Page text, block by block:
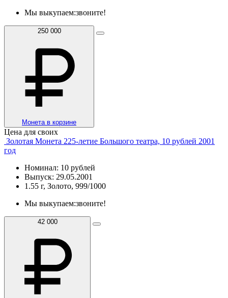
Мы выкупаем:звоните!
250 000
Монета в корзине
Цена для своих
Золотая Монета 225-летие Большого театра, 10 рублей 2001
год
Номинал: 10 рублей
Выпуск: 29.05.2001
1.55 г, Золото, 999/1000
Мы выкупаем:звоните!
42 000